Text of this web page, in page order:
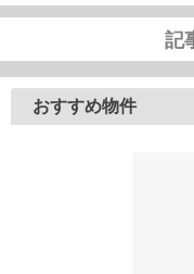
記
おすすめ物件